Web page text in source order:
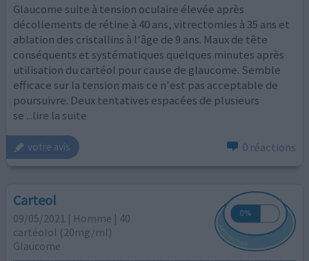
Glaucome suite à tension oculaire élevée après
décollements de rétine à 40 ans, vitrectomies à 35 ans et
ablation des cristallins à l'âge de 9 ans. Maux de tête
conséquents et systématiques quelques minutes après
utilisation du cartéol pour cause de glaucome. Semble
efficace sur la tension mais ce n'est pas acceptable de
poursuivre. Deux tentatives espacées de plusieurs
se ...lire la suite
votre avis 0 réactions
Carteol
09/05/2021 | Homme | 40
cartéolol (20mg/ml)
Glaucome